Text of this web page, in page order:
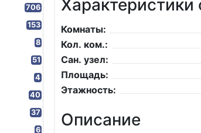
706
153
8
51
4
40
37
6
Характеристики
Комнаты:
Кол. ком.:
Сан. узел:
Площадь:
Этажность:
Описание